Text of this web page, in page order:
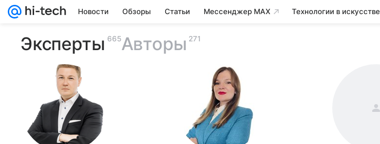
Новости Обзоры Статьи Мессенджер MAX Технологии в искусстве
Эксперты 665Авторы 271